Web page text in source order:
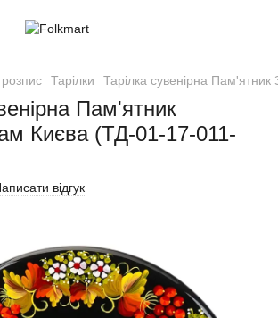
розпис Тарілки Тарілка сувенірна
Пам'ятник
Києва (ТД-01-17-011-
відгук